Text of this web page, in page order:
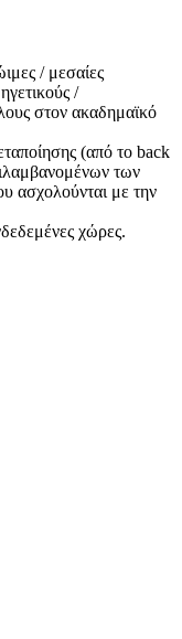
/ μεσαίες
/
στον ακαδημαϊκό
(από το back
των
ασχολούνται με την
χώρες.